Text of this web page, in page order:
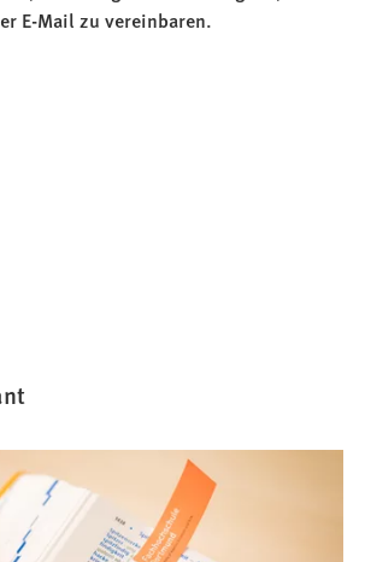
E-Mail zu vereinbaren.